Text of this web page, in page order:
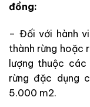
đồng:
– Đối với hành
thành rừng hoặc
lượng thuộc
rừng đặc dụng
5.000 m2.